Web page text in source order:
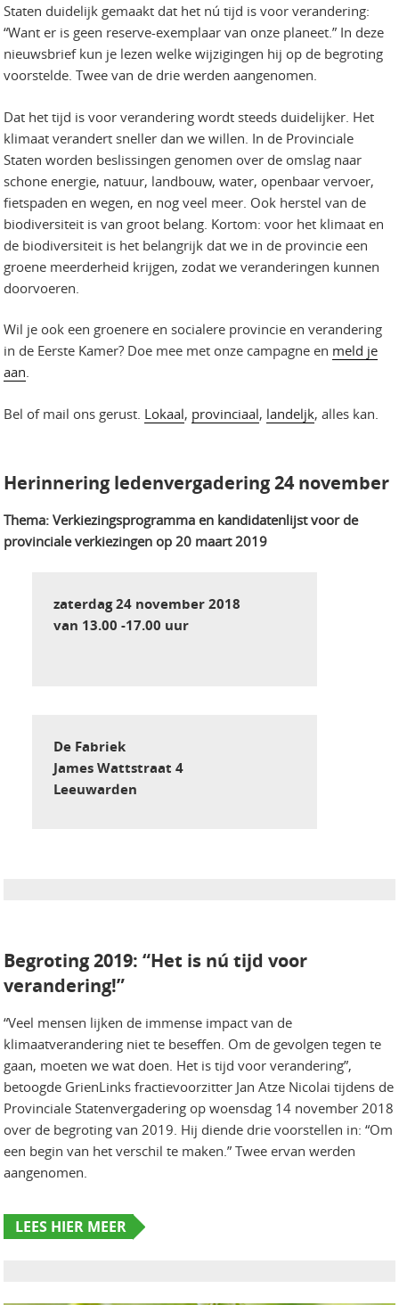
Staten duidelijk gemaakt dat het nú tijd is voor verandering:
“Want er is geen reserve-exemplaar van onze planeet.” In deze
nieuwsbrief kun je lezen welke wijzigingen hij op de begroting
voorstelde. Twee van de drie werden aangenomen.
Dat het tijd is voor verandering wordt steeds duidelijker. Het
klimaat verandert sneller dan we willen. In de Provinciale
Staten worden beslissingen genomen over de omslag naar
schone energie, natuur, landbouw, water, openbaar vervoer,
fietspaden en wegen, en nog veel meer. Ook herstel van de
biodiversiteit is van groot belang. Kortom: voor het klimaat en
de biodiversiteit is het belangrijk dat we in de provincie een
groene meerderheid krijgen, zodat we veranderingen kunnen
doorvoeren.
Wil je ook een groenere en socialere provincie en verandering
in de Eerste Kamer? Doe mee met onze campagne en meld je
aan.
Bel of mail ons gerust. Lokaal, provinciaal, landeljk, alles kan.
Herinnering ledenvergadering 24 november
Thema: Verkiezingsprogramma en kandidatenlijst voor de
provinciale verkiezingen op 20 maart 2019
zaterdag 24 november 2018
van 13.00 -17.00 uur
De Fabriek
James Wattstraat 4
Leeuwarden
Begroting 2019: “Het is nú tijd voor
verandering!”
“Veel mensen lijken de immense impact van de
klimaatverandering niet te beseffen. Om de gevolgen tegen te
gaan, moeten we wat doen. Het is tijd voor verandering”,
betoogde GrienLinks fractievoorzitter Jan Atze Nicolai tijdens de
Provinciale Statenvergadering op woensdag 14 november 2018
over de begroting van 2019. Hij diende drie voorstellen in: “Om
een begin van het verschil te maken.” Twee ervan werden
aangenomen.
LEES HIER MEER